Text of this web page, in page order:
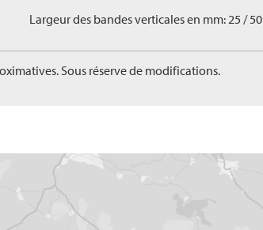
Largeur des bandes verticales en mm: 25 / 50
Sous réserve de modifications.